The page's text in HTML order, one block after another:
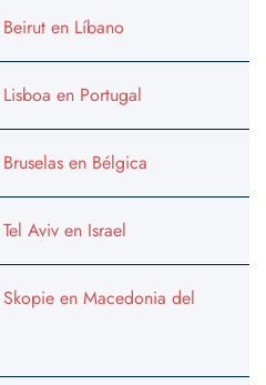
en Líbano
en Portugal
en Bélgica
Aviv en Israel
en Macedonia del